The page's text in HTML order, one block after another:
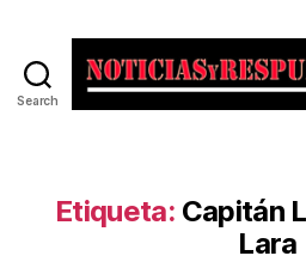
Search
Etiqueta: Capitán
Lara